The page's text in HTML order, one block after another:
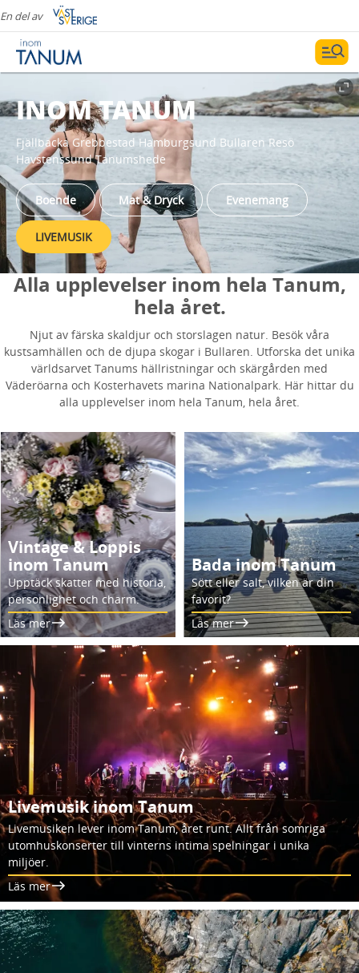
En del av
INOM TANUM
Fjällbacka Grebbestad Hamburgsund Bullaren Resö
Havstenssund Tanumshede
Boende Mat & Dryck Evenemang
LIVEMUSIK
Alla upplevelser inom hela Tanum,
hela året.
Njut av färska skaldjur och storslagen natur. Besök våra
kustsamhällen och de djupa skogar i Bullaren. Utforska det unika
världsarvet Tanums hällristningar och skärgården med
Väderöarna och Kosterhavets marina Nationalpark. Här hittar du
alla upplevelser inom hela Tanum, hela året.
Vintage & Loppis
inom Tanum
Upptäck skatter med historia,
personlighet och charm.
Läs mer
Bada inom Tanum
Sött eller salt, vilken är din
favorit?
Läs mer
Livemusik inom Tanum
Livemusiken lever inom Tanum, året runt. Allt från somriga
utomhuskonserter till vinterns intima spelningar i unika
miljöer.
Läs mer